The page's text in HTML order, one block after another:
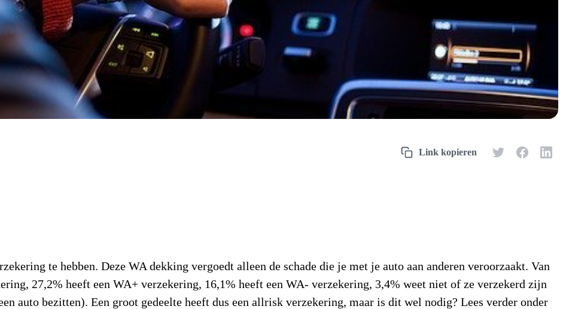
te hebben. Deze WA dekking vergoedt alleen de schade die je met je auto aan anderen veroorzaakt. Van
27,2% heeft een WA+ verzekering, 16,1% heeft een WA- verzekering, 3,4% weet niet of ze verzekerd zijn
auto bezitten). Een groot gedeelte heeft dus een allrisk verzekering, maar is dit wel nodig? Lees verder onder